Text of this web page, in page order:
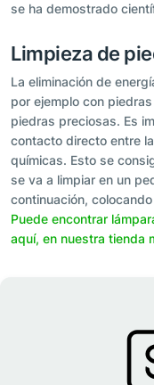
se ha demostrado
Limpieza de
La eliminación de
por ejemplo con
piedras preciosas. Es
contacto directo entre
químicas. Esto se
se va a limpiar en un
continuación,
Puede encontrar
aquí, en nuestra tienda